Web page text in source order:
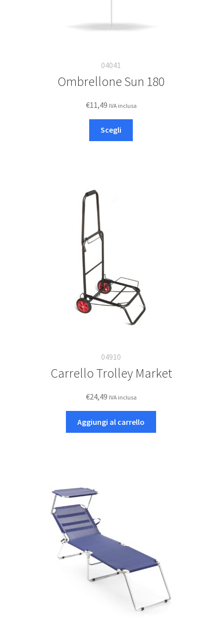
04041
Ombrellone Sun 180
€11,49 IVA inclusa
Scegli
prodotto
04910
Carrello Trolley Market
€24,49 IVA inclusa
Aggiungi al carrello